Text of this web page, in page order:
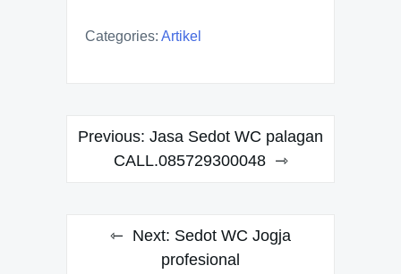
Categories: Artikel
Navigasi
Previous: Jasa Sedot WC palagan
CALL.085729300048
Next: Sedot WC Jogja
profesional